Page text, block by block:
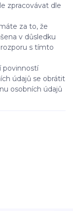
zpracovávat dle
za to, že
v důsledku
s tímto
povinností
údajů se obrátit
osobních údajů